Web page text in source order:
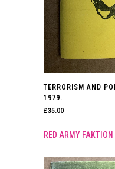
TERRORISM AND
1979.
£35.00
RED ARMY FAKTION